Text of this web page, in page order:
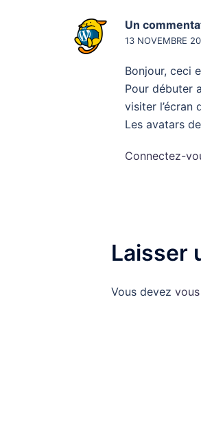
Un
13 NOVEMBRE
Bonjour, ceci
Pour débuter
visiter l’écran
Les avatars
Connectez-
Laisser
Vous devez